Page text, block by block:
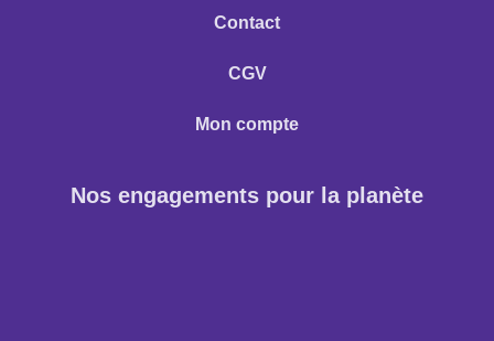
Contact
CGV
Mon compte
Nos engagements pour la planète